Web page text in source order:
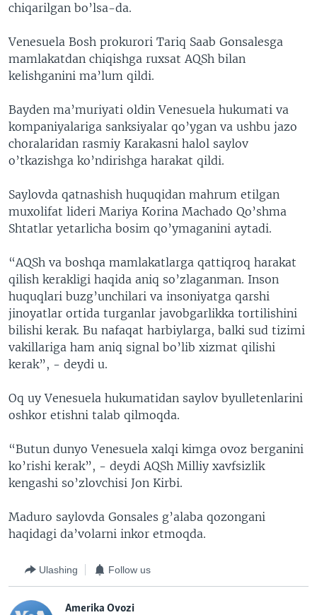
chiqarilgan bo’lsa-da.
Venesuela Bosh prokurori Tariq Saab Gonsalesga
mamlakatdan chiqishga ruxsat AQSh bilan
kelishganini ma’lum qildi.
Bayden ma’muriyati oldin Venesuela hukumati va
kompaniyalariga sanksiyalar qo’ygan va ushbu jazo
choralaridan rasmiy Karakasni halol saylov
o’tkazishga ko’ndirishga harakat qildi.
Saylovda qatnashish huquqidan mahrum etilgan
muxolifat lideri Mariya Korina Machado Qo’shma
Shtatlar yetarlicha bosim qo’ymaganini aytadi.
“AQSh va boshqa mamlakatlarga qattiqroq harakat
qilish kerakligi haqida aniq so’zlaganman. Inson
huquqlari buzg’unchilari va insoniyatga qarshi
jinoyatlar ortida turganlar javobgarlikka tortilishini
bilishi kerak. Bu nafaqat harbiylarga, balki sud tizimi
vakillariga ham aniq signal bo’lib xizmat qilishi
kerak”, - deydi u.
Oq uy Venesuela hukumatidan saylov byulletenlarini
oshkor etishni talab qilmoqda.
“Butun dunyo Venesuela xalqi kimga ovoz berganini
ko’rishi kerak”, - deydi AQSh Milliy xavfsizlik
kengashi so’zlovchisi Jon Kirbi.
Maduro saylovda Gonsales g’alaba qozongani
haqidagi da’volarni inkor etmoqda.
Ulashing Follow us
Amerika Ovozi